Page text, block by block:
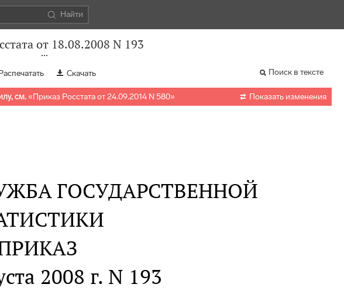
Найти
от 18.08.2008 N 193
Скачать Поиск в тексте
см.«Приказ Росстата от 24.09.2014 N 580»  Показать изменения
ГОСУДАРСТВЕННОЙ
2008 г. N 193